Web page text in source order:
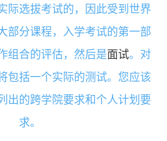
际选拔考试的，因此受到世界
部分课程，入学考试的第一部
组合的评估，然后是面试。对
包括一个实际的测试。您应该
出的跨学院要求和个人计划要
求。